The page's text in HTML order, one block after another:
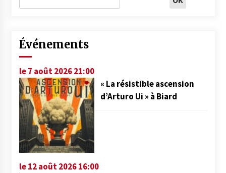
Événements
le 7 août 2026 21:00
« La résistible ascension
d’Arturo Ui » à Biard
le 12 août 2026 16:00